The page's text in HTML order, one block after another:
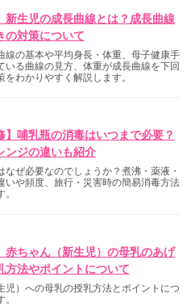
新生児の成長曲線とは？成長曲線
の対策について
線の基本や平均身長・体重、母子健康手
いる曲線の見方、体重が成長曲線を下回
をわかりやすく解説します。
】哺乳瓶の消毒はいつまで必要？
ンジの違いも紹介
なぜ必要なのでしょうか？煮沸・薬液・
いや頻度、旅行・災害時の簡易消毒方法
赤ちゃん（新生児）の母乳のあげ
方法やポイントについて
児）への母乳の授乳方法とポイントにつ